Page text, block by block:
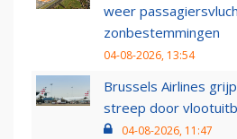
weer
zonbestemmingen
04-08-2026, 13:54
Brussels Airlines
streep door
04-08-2026, 11:47